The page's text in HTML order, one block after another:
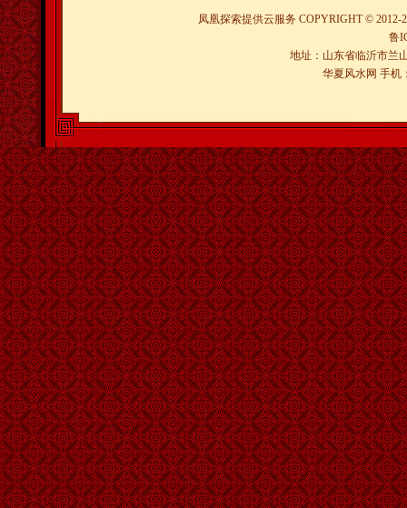
凤凰探索提供云服务 COPYRIGHT © 2012-
鲁
地址：山东省临沂市兰
华夏风水网 手机